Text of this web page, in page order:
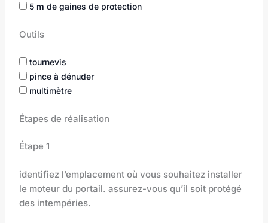
5 m de gaines de protection
Outils
tournevis
pince à dénuder
multimètre
Étapes de réalisation
Étape 1
identifiez l’emplacement où vous souhaitez installer
le moteur du portail. assurez-vous qu’il soit protégé
des intempéries.